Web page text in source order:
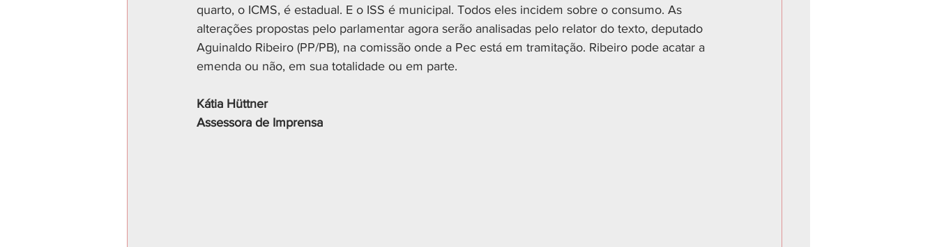
quarto, o ICMS, é estadual. E o ISS é municipal. Todos eles incidem sobre o consumo. As
alterações propostas pelo parlamentar agora serão analisadas pelo relator do texto, deputado
Aguinaldo Ribeiro (PP/PB), na comissão onde a Pec está em tramitação. Ribeiro pode acatar a
emenda ou não, em sua totalidade ou em parte.
Kátia Hüttner
Assessora de Imprensa